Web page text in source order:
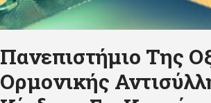
Πανεπιστήμιο Της
Ορμονικής